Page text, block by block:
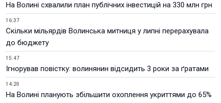
На Волині схвалили план публічних інвестицій на 330 млн грн
16:37
Скільки мільярдів Волинська митниця у липні перерахувала
до бюджету
15:47
Ігнорував повістку: волинянин відсидить 3 роки за ґратами
14:20
На Волині планують збільшити охоплення укриттями до 65%